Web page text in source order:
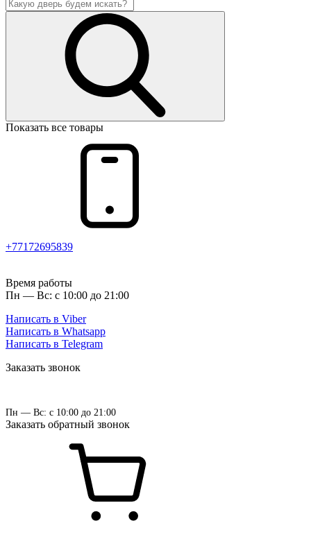
Показать все товары
+77172695839
Время работы
Пн — Вс: с 10:00 до 21:00
Написать в Viber
Написать в Whatsapp
Написать в Telegram
Заказать звонок
Пн — Вс: с 10:00 до 21:00
Заказать обратный звонок